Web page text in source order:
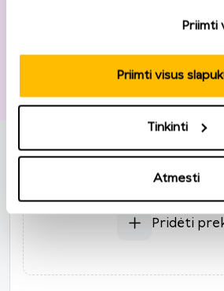
Priimti
Priimti visus
Tinkinti
Atmesti
A T
3 4 5 6
Prekės*
Pridėti